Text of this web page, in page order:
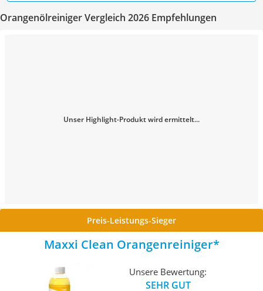
Orangenölreiniger Vergleich 2026 Empfehlungen
Unser Highlight-Produkt wird ermittelt...
Preis-Leistungs-Sieger
Maxxi Clean Orangenreiniger
Unsere Bewertung:
SEHR GUT